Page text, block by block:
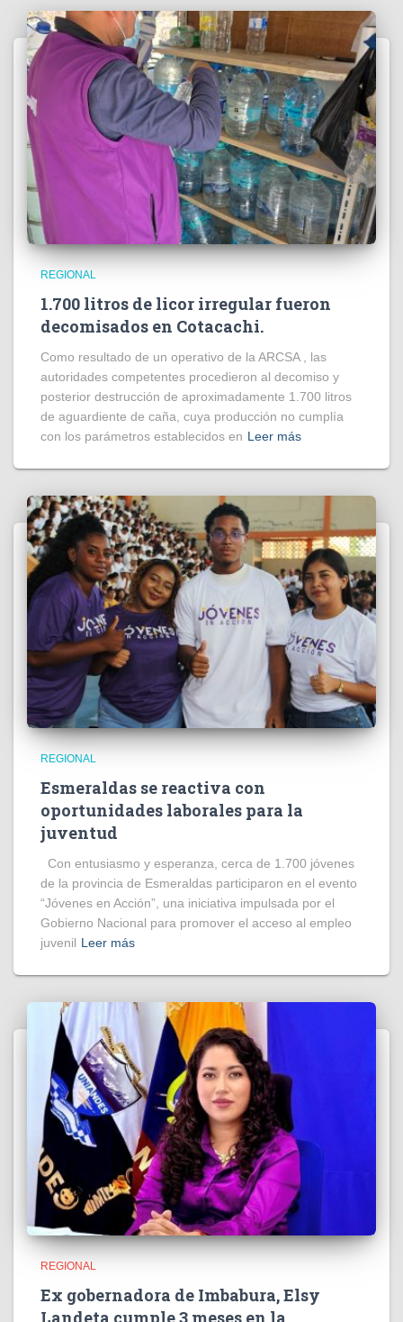
REGIONAL
1.700 litros de licor irregular fueron
decomisados en Cotacachi.
Como resultado de un operativo de la ARCSA , las
autoridades competentes procedieron al decomiso y
posterior destrucción de aproximadamente 1.700 litros
de aguardiente de caña, cuya producción no cumplía
con los parámetros establecidos en Leer más
REGIONAL
Esmeraldas se reactiva con
oportunidades laborales para la
juventud
Con entusiasmo y esperanza, cerca de 1.700 jóvenes
de la provincia de Esmeraldas participaron en el evento
“Jóvenes en Acción”, una iniciativa impulsada por el
Gobierno Nacional para promover el acceso al empleo
juvenil Leer más
REGIONAL
Ex gobernadora de Imbabura, Elsy
Landeta cumple 3 meses en la